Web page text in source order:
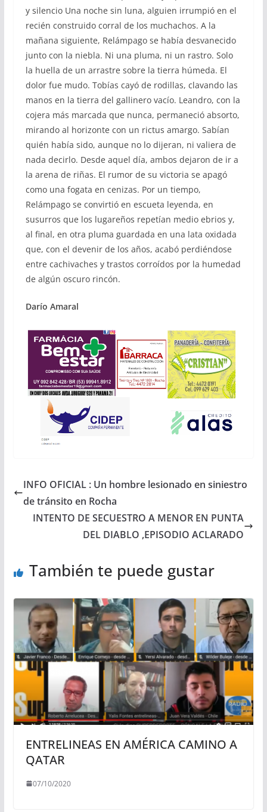
y silencio Una noche sin luna, alguien irrumpió en el
recién construido corral de los muchachos. A la
mañana siguiente, Relámpago se había desvanecido
junto con la niebla. Ni una pluma, ni un rastro. Solo
la huella de un arrastre sobre la tierra húmeda. El
dolor fue mudo. Tobías cayó de rodillas, clavando las
manos en la tierra del gallinero vacío. Leandro, con la
cojera más marcada que nunca, permaneció absorto,
mirando al horizonte con un rictus amargo. Sabían
quién había sido, aunque no lo dijeran, ni valiera de
nada decirlo. Desde aquel día, ambos dejaron de ir a
la arena de riñas. El rumor de su victoria se apagó
como una fogata en cenizas. Por un tiempo,
Relámpago se convirtió en escueta leyenda, en
susurros que los lugareños repetían medio ebrios y,
al final, en otra pluma guardada en una lata oxidada
que, con el devenir de los años, acabó perdiéndose
entre cachivaches y trastos corroídos por la humedad
de algún oscuro rincón.
Darío Amaral
INFO OFICIAL : Un hombre lesionado en siniestro
de tránsito en Rocha
INTENTO DE SECUESTRO A MENOR EN PUNTA
DEL DIABLO ,EPISODIO ACLARADO
También te puede gustar
ENTRELINEAS EN AMÉRICA CAMINO A
QATAR
07/10/2020